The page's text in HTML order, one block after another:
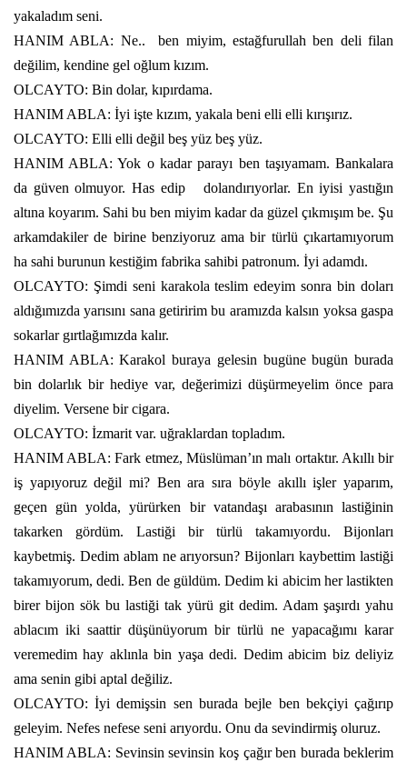
yakaladım seni.
HANIM ABLA: Ne..
ben miyim, estağfurullah ben deli filan
değilim, kendine gel oğlum kızım.
OLCAYTO: Bin dolar, kıpırdama.
HANIM ABLA: İyi işte kızım, yakala beni elli elli kırışırız.
OLCAYTO: Elli elli değil beş yüz beş yüz.
HANIM ABLA: Yok o kadar parayı ben taşıyamam. Bankalara
da güven olmuyor. Has edip
dolandırıyorlar. En iyisi yastığın
altına koyarım. Sahi bu ben miyim kadar da güzel çıkmışım be. Şu
arkamdakiler de birine benziyoruz ama bir türlü çıkartamıyorum
ha sahi burunun kestiğim fabrika sahibi patronum. İyi adamdı.
OLCAYTO: Şimdi seni karakola teslim edeyim sonra bin doları
aldığımızda yarısını sana getiririm bu aramızda kalsın yoksa gaspa
sokarlar gırtlağımızda kalır.
HANIM ABLA: Karakol buraya gelesin bugüne bugün burada
bin dolarlık bir hediye var, değerimizi düşürmeyelim önce para
diyelim. Versene bir cigara.
OLCAYTO: İzmarit var. uğraklardan topladım.
HANIM ABLA: Fark etmez, Müslüman’ın malı ortaktır. Akıllı bir
iş yapıyoruz değil mi? Ben ara sıra böyle akıllı işler yaparım,
geçen gün yolda, yürürken bir vatandaşı arabasının lastiğinin
takarken gördüm. Lastiği bir türlü takamıyordu. Bijonları
kaybetmiş. Dedim ablam ne arıyorsun? Bijonları kaybettim lastiği
takamıyorum, dedi. Ben de güldüm. Dedim ki abicim her lastikten
birer bijon sök bu lastiği tak yürü git dedim. Adam şaşırdı yahu
ablacım iki saattir düşünüyorum bir türlü ne yapacağımı karar
veremedim hay aklınla bin yaşa dedi. Dedim abicim biz deliyiz
ama senin gibi aptal değiliz.
OLCAYTO: İyi demişsin sen burada bejle ben bekçiyi çağırıp
geleyim. Nefes nefese seni arıyordu. Onu da sevindirmiş oluruz.
HANIM ABLA: Sevinsin sevinsin koş çağır ben burada beklerim